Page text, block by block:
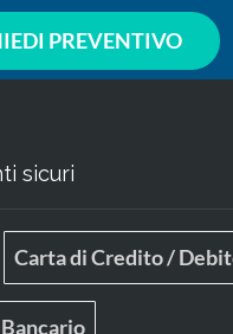
PREVENTIVO
sicuri
Carta di Credito /